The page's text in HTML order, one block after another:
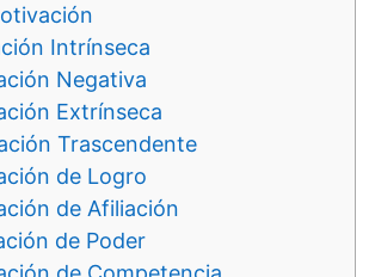
Intrínseca
Negativa
Extrínseca
Trascendente
de Logro
de Afiliación
de Poder